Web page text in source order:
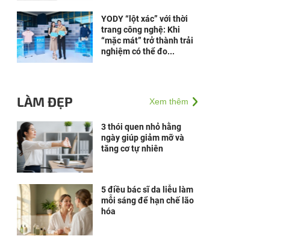
YODY “lột xác” với thời
trang công nghệ: Khi
“mặc mát” trở thành trải
nghiệm có thể đo...
LÀM ĐẸP Xem thêm
3 thói quen nhỏ hằng
ngày giúp giảm mỡ và
tăng cơ tự nhiên
5 điều bác sĩ da liễu làm
mỗi sáng để hạn chế lão
hóa